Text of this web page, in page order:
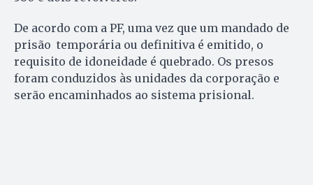
De acordo com a PF, uma vez que um mandado de
prisão temporária ou definitiva é emitido, o
requisito de idoneidade é quebrado. Os presos
foram conduzidos às unidades da corporação e
serão encaminhados ao sistema prisional.